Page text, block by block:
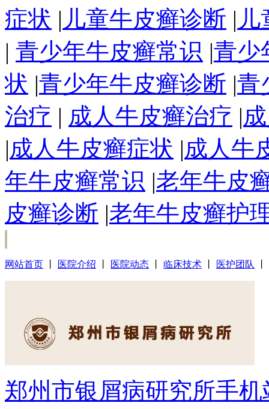
症状 | 儿童牛皮癣诊断 |
| 青少年牛皮癣常识 |青少
状 |青少年牛皮癣诊断 |青
治疗 | 成人牛皮癣治疗 |
|成人牛皮癣症状 |成人牛
年牛皮癣常识 |老年牛皮
皮癣诊断 |老年牛皮癣护
网站首页 医院介绍 医院动态 临床技术 医护团队
郑州市银屑病研究所手机